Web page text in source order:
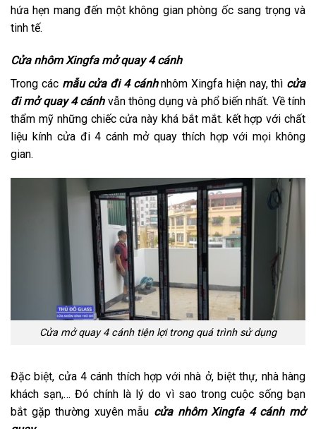
hứa hẹn mang đến một không gian phòng ốc sang trọng và
tinh tế.
Cửa nhôm Xingfa mở quay 4 cánh
Trong các mẫu cửa đi 4 cánhnhôm Xingfa hiện nay, thì cửa
đi mở quay 4 cánhvẫn thông dụng và phổ biến nhất. Về tính
thẩm mỹ những chiếc cửa này khá bắt mắt. kết hợp với chất
liệu kính cửa đi 4 cánh mở quay thích hợp với mọi không
gian.
Cửa mở quay 4 cánh tiện lợi trong quá trình sử dụng
Đặc biệt, cửa 4 cánh thích hợp với nhà ở, biệt thự, nhà hàng
khách sạn,… Đó chính là lý do vì sao trong cuộc sống bạn
bắt gặp thường xuyên mẫu cửa nhôm Xingfa 4 cánh mở